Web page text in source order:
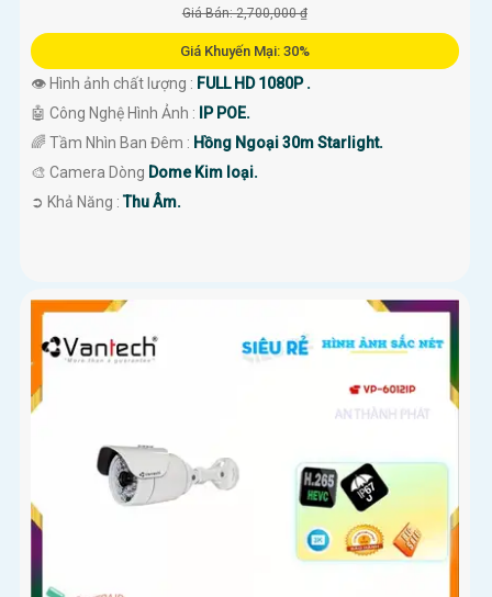
Giá Bán: 2,700,000 ₫
Giá Khuyến Mại: 30%
👁 Hình ảnh chất lượng : FULL HD 1080P .
🤖️ Công Nghệ Hình Ảnh :
IP POE.
🌈 Tầm Nhìn Ban Đêm : Hồng Ngoại 30m Starlight.
🎨 Camera Dòng Dome Kim loại.
️➲ Khả Năng :Thu Âm.